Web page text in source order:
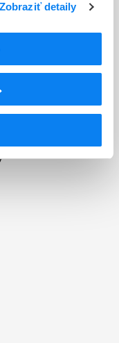
Zobraziť detaily